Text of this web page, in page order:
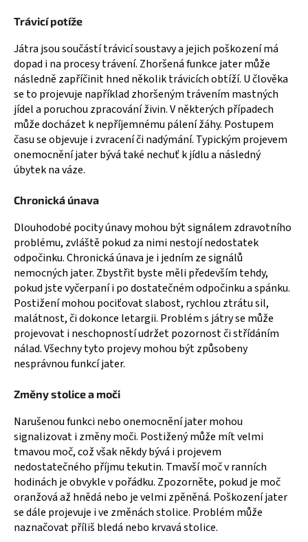
Trávicí potíže
Játra jsou součástí trávicí soustavy a jejich poškození má
dopad i na procesy trávení. Zhoršená funkce jater může
následně zapříčinit hned několik trávicích obtíží. U člověka
se to projevuje například zhoršeným trávením mastných
jídel a poruchou zpracování živin. V některých případech
může docházet k nepříjemnému pálení žáhy. Postupem
času se objevuje i zvracení či nadýmání. Typickým projevem
onemocnění jater bývá také nechuť k jídlu a následný
úbytek na váze.
Chronická únava
Dlouhodobé pocity únavy mohou být signálem zdravotního
problému, zvláště pokud za nimi nestojí nedostatek
odpočinku. Chronická únava je i jedním ze signálů
nemocných jater. Zbystřit byste měli především tehdy,
pokud jste vyčerpaní i po dostatečném odpočinku a spánku.
Postižení mohou pociťovat slabost, rychlou ztrátu sil,
malátnost, či dokonce letargii. Problém s játry se může
projevovat i neschopností udržet pozornost či střídáním
nálad. Všechny tyto projevy mohou být způsobeny
nesprávnou funkcí jater.
Změny stolice a moči
Narušenou funkci nebo onemocnění jater mohou
signalizovat i změny moči. Postižený může mít velmi
tmavou moč, což však někdy bývá i projevem
nedostatečného příjmu tekutin. Tmavší moč v ranních
hodinách je obvykle v pořádku. Zpozorněte, pokud je moč
oranžová až hnědá nebo je velmi zpěněná. Poškození jater
se dále projevuje i ve změnách stolice. Problém může
naznačovat příliš bledá nebo krvavá stolice.